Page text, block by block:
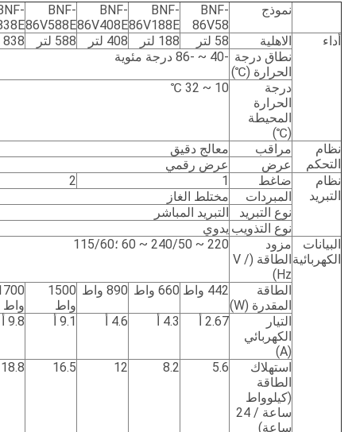
نموذج
BNF-
86V58
BNF-
86V188E
BNF-
86V408E
BNF-
86V588E
أداء
الاهلية 58 لتر 188 لتر 408 لتر 588 لتر
838 لتر
نطاق درجة
الحرارة (℃)
-40 ~ -86 درجة مئوية
درجة
الحرارة
المحيطة
(℃)
10 ~ 32 ℃
نظام
التحكم
مراقب
معالج دقيق
عرض
عرض رقمي
نظام
التبريد
ضاغط 1
2
المبردات
مختلط الغاز
نوع التبريد
التبريد المباشر
نوع التذويب يدوي
البيانات
الكهربائية
مزود
الطاقة (V /
Hz)
220 ~ 240/50 ~ 60 ؛115/60
الطاقة
المقدرة (W)
442 واط 660 واط 890 واط
1500
واط
واط
التيار
الكهربائي
(A)
2.67 أ 4.3 أ 4.6 أ 9.1 أ 9.8 أ
استهلاك
الطاقة
(كيلوواط
ساعة / 24
ساعة)
5.6
8.2
12
16.5
18.8